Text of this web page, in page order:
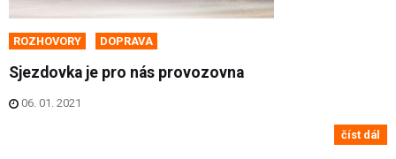
ROZHOVORY DOPRAVA
Sjezdovka je pro nás provozovna
06. 01. 2021
číst dál